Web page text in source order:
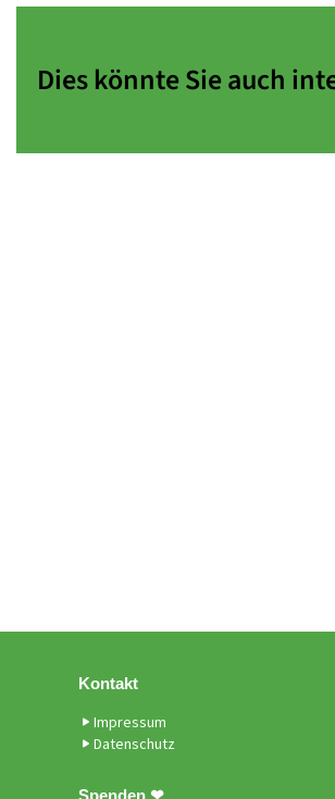
Dies könnte Sie auch
Kontakt
Impressum
Datenschutz
Spenden ❤